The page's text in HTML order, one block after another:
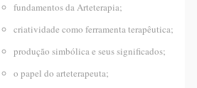
fundamentos da Arteterapia;
criatividade como ferramenta terapêutica;
produção simbólica e seus significados;
o papel do arteterapeuta;